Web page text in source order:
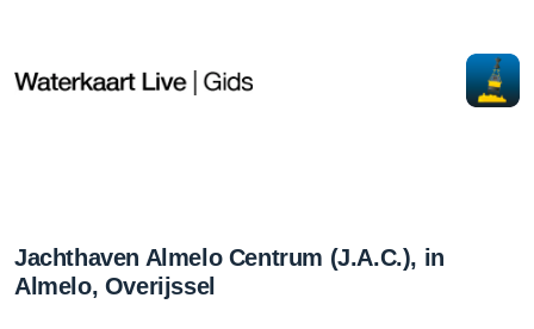
Jachthaven Almelo Centrum (J.A.C.), in
Almelo, Overijssel